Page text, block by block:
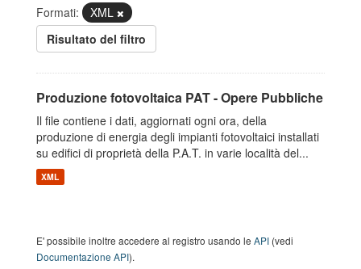
Formati:
XML
Risultato del filtro
Produzione fotovoltaica PAT - Opere Pubbliche
Il file contiene i dati, aggiornati ogni ora, della
produzione di energia degli impianti fotovoltaici installati
su edifici di proprietà della P.A.T. in varie località del...
XML
E' possibile inoltre accedere al registro usando le API (vedi
Documentazione API).